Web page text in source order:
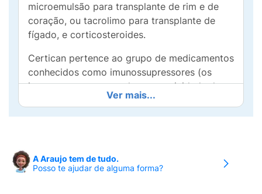
microemulsão para transplante de rim e de
coração, ou tacrolimo para transplante de
fígado, e corticosteroides.
Certican pertence ao grupo de medicamentos
conhecidos como imunossupressores (os
imunossupressores reduzem a atividade do
sistema de defesa do seu organismo e são
essenciais para ajudar na prevenção da
Ver mais...
A Araujo tem de tudo.
Posso te ajudar de alguma forma?